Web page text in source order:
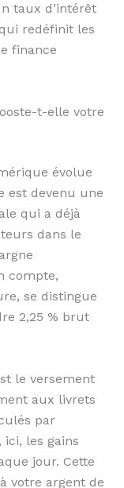
taux d’intérêt
redéfinit les
finance
t-elle votre
évolue
est devenu une
qui a déjà
dans le
compte,
se distingue
2,25 % brut
le versement
aux livrets
par
les gains
jour. Cette
votre argent de